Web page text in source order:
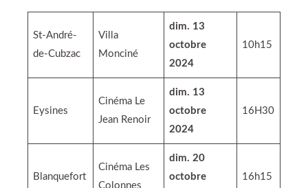
St-André-
de-Cubzac
Villa
Monciné
dim. 13
octobre
2024
10h15
Eysines
Cinéma Le
Jean Renoir
dim. 13
octobre
2024
16H30
Blanquefort
Cinéma Les
Colonnes
dim. 20
octobre
16h15